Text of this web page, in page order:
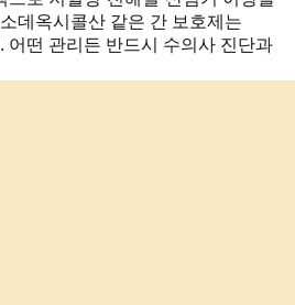
데옥시콜산 같은 간 보호제는
어떤 관리든 반드시 수의사 진단과